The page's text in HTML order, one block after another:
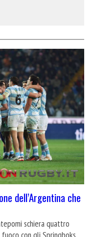
dell’Argentina che
schiera quattro